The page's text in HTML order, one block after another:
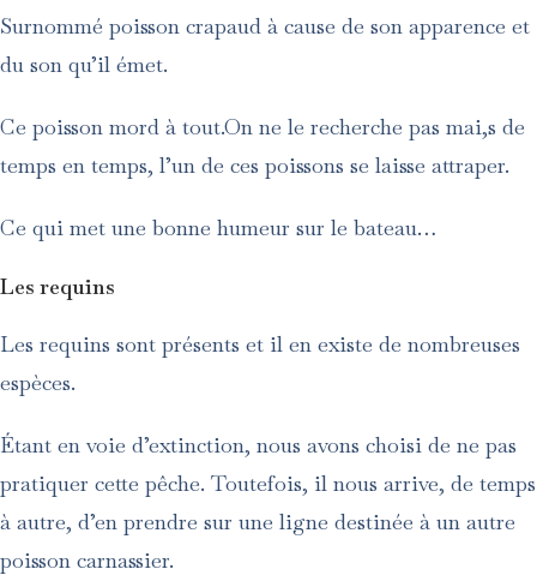
Surnommé poisson crapaud à cause de son apparence et
du son qu’il émet.
Ce poisson mord à tout.On ne le recherche pas mai,s de
temps en temps, l’un de ces poissons se laisse attraper.
Ce qui met une bonne humeur sur le bateau…
Les requins
Les requins sont présents et il en existe de nombreuses
espèces.
Étant en voie d’extinction, nous avons choisi de ne pas
pratiquer cette pêche. Toutefois, il nous arrive, de temps
à autre, d’en prendre sur une ligne destinée à un autre
poisson carnassier.